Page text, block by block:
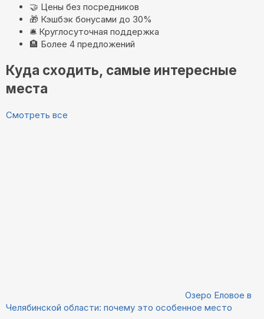
🤝 Цены без посредников
🎁 Кэшбэк бонусами до 30%
🛎️ Круглосуточная поддержка
🏨 Более 4 предложений
Куда сходить, самые интересные
места
Смотреть все
Озеро Еловое в
Челябинской области: почему это особенное место